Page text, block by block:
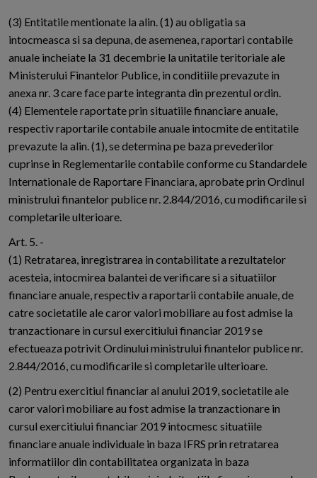
(3) Entitatile mentionate la alin. (1) au obligatia sa
intocmeasca si sa depuna, de asemenea, raportari contabile
anuale incheiate la 31 decembrie la unitatile teritoriale ale
Ministerului Finantelor Publice, in conditiile prevazute in
anexa nr. 3 care face parte integranta din prezentul ordin.
(4) Elementele raportate prin situatiile financiare anuale,
respectiv raportarile contabile anuale intocmite de entitatile
prevazute la alin. (1), se determina pe baza prevederilor
cuprinse in Reglementarile contabile conforme cu Standardele
Internationale de Raportare Financiara, aprobate prin Ordinul
ministrului finantelor publice nr. 2.844/2016, cu modificarile si
completarile ulterioare.
Art. 5. -
(1) Retratarea, inregistrarea in contabilitate a rezultatelor
acesteia, intocmirea balantei de verificare si a situatiilor
financiare anuale, respectiv a raportarii contabile anuale, de
catre societatile ale caror valori mobiliare au fost admise la
tranzactionare in cursul exercitiului financiar 2019 se
efectueaza potrivit Ordinului ministrului finantelor publice nr.
2.844/2016, cu modificarile si completarile ulterioare.
(2) Pentru exercitiul financiar al anului 2019, societatile ale
caror valori mobiliare au fost admise la tranzactionare in
cursul exercitiului financiar 2019 intocmesc situatiile
financiare anuale individuale in baza IFRS prin retratarea
informatiilor din contabilitatea organizata in baza